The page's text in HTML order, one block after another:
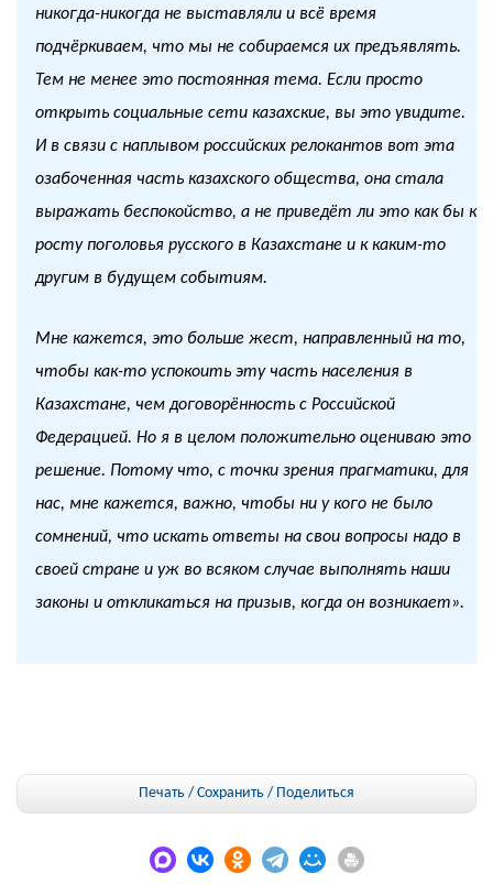
никогда-никогда не выставляли и всё время
подчёркиваем, что мы не собираемся их предъявлять.
Тем не менее это постоянная тема. Если просто
открыть социальные сети казахские, вы это увидите.
И в связи с наплывом российских релокантов вот эта
озабоченная часть казахского общества, она стала
выражать беспокойство, а не приведёт ли это как бы к
росту поголовья русского в Казахстане и к каким-то
другим в будущем событиям.
Мне кажется, это больше жест, направленный на то,
чтобы как-то успокоить эту часть населения в
Казахстане, чем договорённость с Российской
Федерацией. Но я в целом положительно оцениваю это
решение. Потому что, с точки зрения прагматики, для
нас, мне кажется, важно, чтобы ни у кого не было
сомнений, что искать ответы на свои вопросы надо в
своей стране и уж во всяком случае выполнять наши
законы и откликаться на призыв, когда он возникает».
Печать / Сохранить / Поделиться